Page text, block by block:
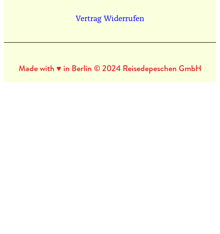
Vertrag Widerrufen
Made with ♥ in Berlin © 2024 Reisedepeschen GmbH